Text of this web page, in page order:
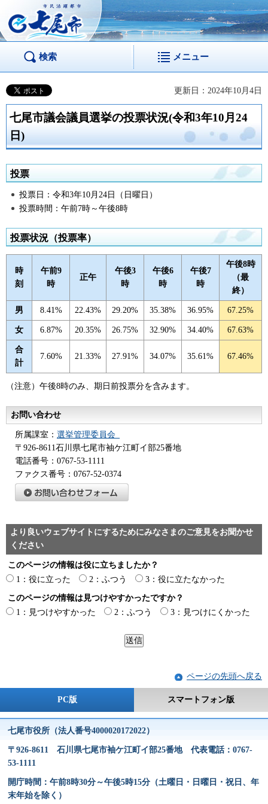
市民活躍都市 七尾
市
検索 メニュー
更新日：2024年10月4日
七尾市議会議員選挙の投票状況(令和3年10月24
日)
投票
投票日：令和3年10月24日（日曜日）
投票時間：午前7時～午後8時
投票状況（投票率）
時
刻
午前9
時
正午
午後3
時
午後6
時
午後7
時
午後8時
（最
終）
男 8.41% 22.43% 29.20% 35.38% 36.95% 67.25%
女 6.87% 20.35% 26.75% 32.90% 34.40% 67.63%
合
計
7.60% 21.33% 27.91% 34.07% 35.61% 67.46%
（注意）午後8時のみ、期日前投票分を含みます。
お問い合わせ
所属課室： 選挙管理委員会_
〒926-8611石川県七尾市袖ケ江町イ部25番地
電話番号：0767-53-1111
ファクス番号：0767-52-0374
より良いウェブサイトにするためにみなさまのご意見をお聞かせ
ください
このページの情報は役に立ちましたか？
1：役に立った
2：ふつう 3：役に立たなかった
このページの情報は見つけやすかったですか？
1：見つけやすかった
2：ふつう 3：見つけにくかった
ページの先頭へ戻る
PC版 スマートフォン版
七尾市役所（法人番号4000020172022）
〒926-8611 石川県七尾市袖ケ江町イ部25番地 代表電話：0767-
53-1111
開庁時間：午前8時30分～午後5時15分（土曜日・日曜日・祝日、年
末年始を除く）